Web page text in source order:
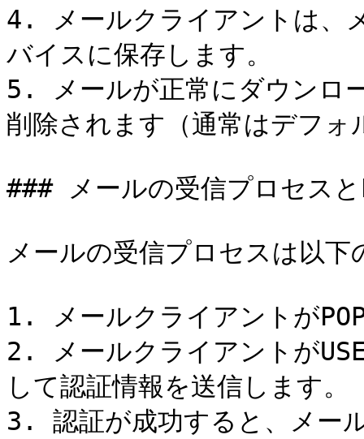
4. メールクライアントは、
バイスに保存します。
5. メールが正常にダウンロ
削除されます（通常はデフォ
### メールの受信プロセスと
メールの受信プロセスは以
1. メールクライアントが
2. メールクライアントが
して認証情報を送信します。
3. 認証が成功すると、メー